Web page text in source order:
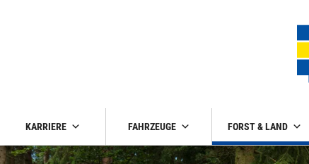
KARRIERE FAHRZEUGE FORST & LAND